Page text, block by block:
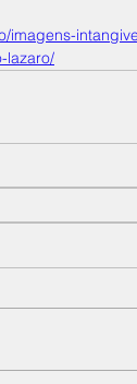
imagens-
lazaro/